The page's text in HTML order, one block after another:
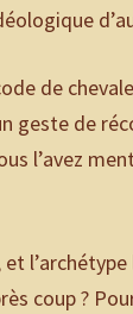
de
geste de
l’avez
coup ?